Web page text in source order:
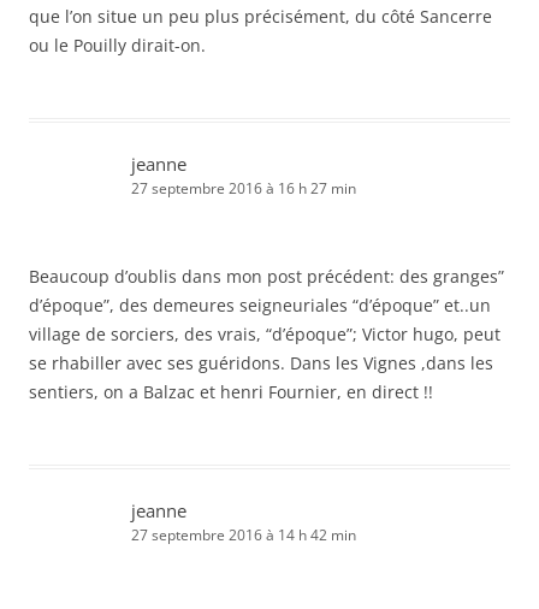
que l’on situe un peu plus précisément, du côté Sancerre
ou le Pouilly dirait-on.
jeanne
27 septembre 2016 à 16 h 27 min
Beaucoup d’oublis dans mon post précédent: des granges”
d’époque”, des demeures seigneuriales “d’époque” et..un
village de sorciers, des vrais, “d’époque”; Victor hugo, peut
se rhabiller avec ses guéridons. Dans les Vignes ,dans les
sentiers, on a Balzac et henri Fournier, en direct !!
jeanne
27 septembre 2016 à 14 h 42 min